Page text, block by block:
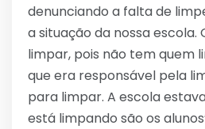
denunciando a falta de
a situação da nossa escola.
limpar, pois não tem quem
que era responsável pela
para limpar. A escola
está limpando são os